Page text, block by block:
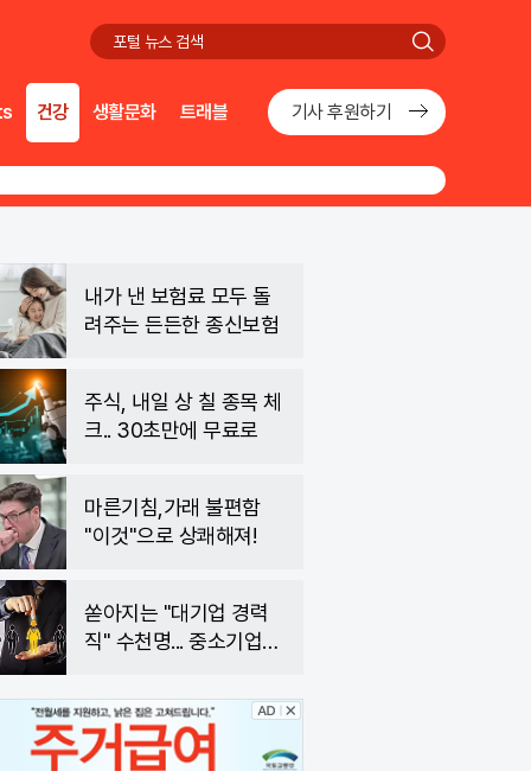
검
건강 생활문화 트래블 기사 후원하기
내가 낸 보험료 모두 돌
려주는 든든한 종신보험
주식, 내일 상 칠 종목 체
크.. 30초만에 무료로
마른기침,가래 불편함
"이것"으로 상쾌해져!
쏟아지는 "대기업 경력
직" 수천명... 중소기업은